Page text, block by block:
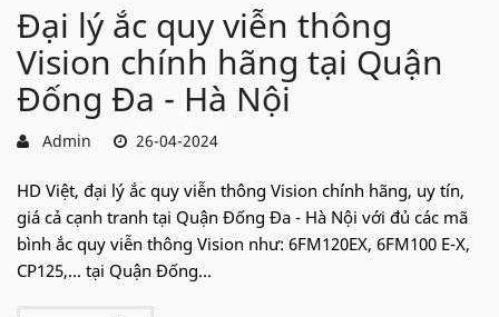
Đại lý ắc quy viễn thông
Vision chính hãng tại Quận
Đống Đa - Hà Nội
Admin 26-04-2024
HD Việt, đại lý ắc quy viễn thông Vision chính hãng, uy tín,
giá cả cạnh tranh tại Quận Đống Đa - Hà Nội với đủ các mã
bình ắc quy viễn thông Vision như: 6FM120EX, 6FM100 E-X,
CP125,... tại Quận Đống...